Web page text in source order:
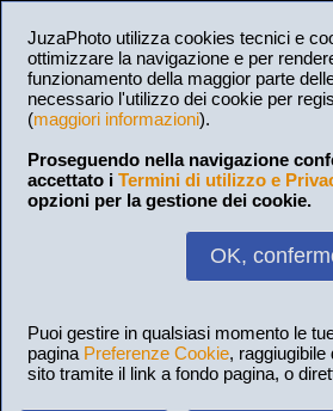
JuzaPhoto utilizza cookies tecnici e
ottimizzare la navigazione e per
funzionamento della maggior parte
necessario l'utilizzo dei cookie per
(maggiori informazioni).
Proseguendo nella navigazione
accettato i Termini di utilizzo e
opzioni per la gestione dei cookie.
OK,
Puoi gestire in qualsiasi momento le
pagina Preferenze Cookie, raggiugibile
sito tramite il link a fondo pagina, o